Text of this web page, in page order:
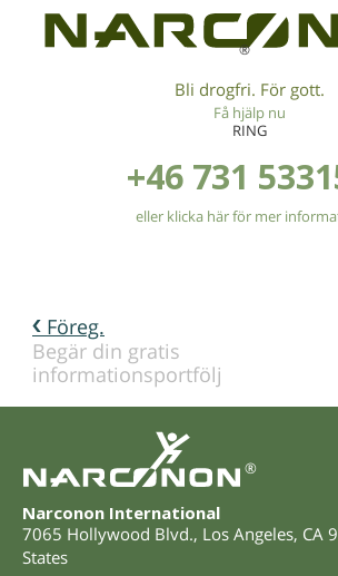
®
Bli drogfri. För gott.
Få hjälp nu
RING
+46 731
eller klicka här för mer
Föreg.
Begär din gratis
informationsportfölj
®
Narconon International
7065 Hollywood Blvd., Los Angeles, CA
States